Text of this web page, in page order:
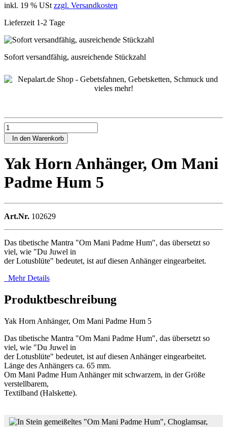
inkl. 19 % USt zzgl. Versandkosten
Lieferzeit 1-2 Tage
Sofort versandfähig, ausreichende Stückzahl
In den Warenkorb
Yak Horn Anhänger, Om Mani
Padme Hum 5
Art.Nr. 102629
Das tibetische Mantra "Om Mani Padme Hum", das übersetzt so
viel, wie "Du Juwel in
der Lotusblüte" bedeutet, ist auf diesen Anhänger eingearbeitet.
Mehr Details
Produktbeschreibung
Yak Horn Anhänger, Om Mani Padme Hum 5
Das tibetische Mantra "Om Mani Padme Hum", das übersetzt so
viel, wie "Du Juwel in
der Lotusblüte" bedeutet, ist auf diesen Anhänger eingearbeitet.
Länge des Anhängers ca. 65 mm.
Om Mani Padme Hum Anhänger mit schwarzem, in der Größe
verstellbarem,
Textilband (Halskette).